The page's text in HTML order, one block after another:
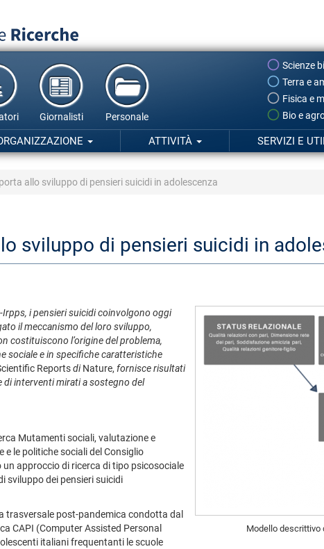
Scienze
Terra e
Fisica e
Bio e
Giornalisti Personale
ATTIVITÀ SERVIZI E
allo sviluppo di pensieri suicidi in adolescenza
sviluppo di pensieri suicidi in
Modello descrittivo
i pensieri suicidi coinvolgono oggi
il meccanismo del loro sviluppo,
costituiscono l’origine del problema,
sociale e in specifiche caratteristiche
ReportsdiNature, fornisce risultati
di interventi mirati a sostegno del
Mutamenti sociali, valutazione e
e le politiche sociali del Consiglio
approccio di ricerca di tipo psicosociale
sviluppo dei pensieri suicidi
trasversale post-pandemica condotta dal
CAPI (Computer Assisted Personal
italiani frequentanti le scuole